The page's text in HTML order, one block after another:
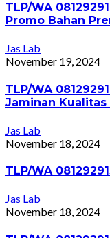
TLP/WA
Promo Bahan
Jas Lab
November 19, 2024
TLP/WA
Jaminan Kualitas
Jas Lab
November 18, 2024
TLP/WA
Jas Lab
November 18, 2024